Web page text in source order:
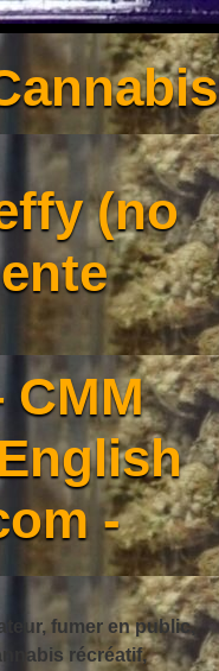
(no
CMM
-
fumer en public,
récréatif,